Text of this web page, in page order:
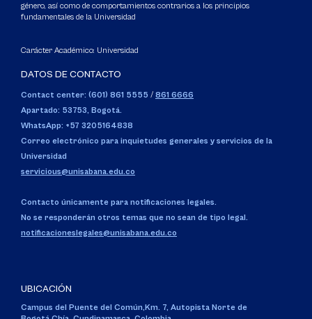
género, así como de comportamientos contrarios a los principios
fundamentales de la Universidad
Carácter Académico: Universidad
DATOS DE CONTACTO
Contact center: (601) 861 5555 / 861 6666
Apartado: 53753, Bogotá.
WhatsApp: +57 3205164838
Correo electrónico para inquietudes generales y servicios de la
Universidad
servicious@unisabana.edu.co
Contacto únicamente para notificaciones legales.
No se responderán otros temas que no sean de tipo legal.
notificacioneslegales@unisabana.edu.co
UBICACIÓN
Campus del Puente del Común,Km. 7, Autopista Norte de